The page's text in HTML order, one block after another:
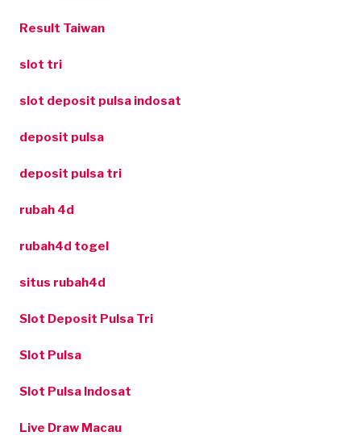
Result Taiwan
slot tri
slot deposit pulsa indosat
deposit pulsa
deposit pulsa tri
rubah 4d
rubah4d togel
situs rubah4d
Slot Deposit Pulsa Tri
Slot Pulsa
Slot Pulsa Indosat
Live Draw Macau